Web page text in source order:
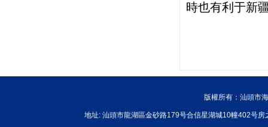
時也有利于新
版權所有：汕頭
地址: 汕頭市龍湖區金砂路179号合信星湖城10幢402